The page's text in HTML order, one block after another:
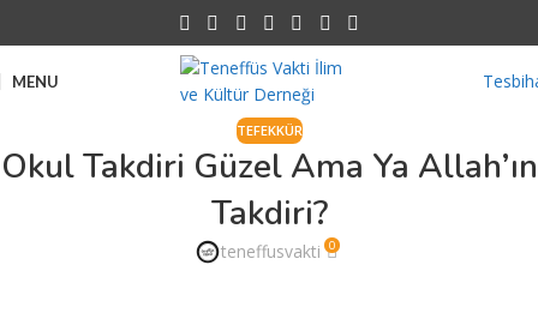
MENU
TEFEKKÜR
Okul Takdiri Güzel Ama Ya Allah’ın
Takdiri?
teneffusvakti 0